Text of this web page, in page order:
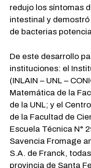
redujo los síntomas
intestinal y
de bacterias
De este desarrollo
instituciones: el
(INLAIN – UNL –
Matemática de la
de la UNL; y el
de la Facultad de
Escuela Técnica N°
Savencia Fromage
S.A. de Franck,
provincia de Santa